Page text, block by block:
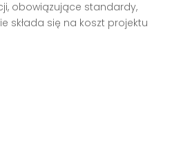
obowiązujące standardy,
składa się na koszt projektu